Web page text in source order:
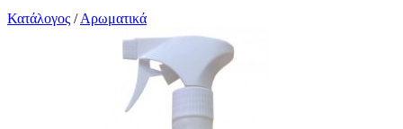
Κατάλογος / Αρωματικά